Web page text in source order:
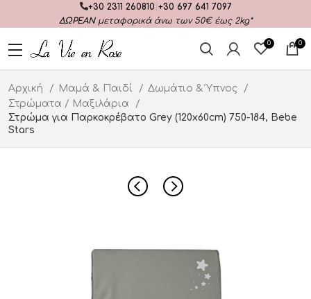
+30 2311 260810 +30 697 641 7097
ΔΩΡΕΑΝμεταφορικά άνω των 50€ έως 2kg*
0 0
Αρχική Μαμά & Παιδί
Δωμάτιο & Ύπνος
Στρώματα / Μαξιλάρια
Στρώμα για Παρκοκρέβατο Grey (120x60cm) 750-184, Bebe
Stars